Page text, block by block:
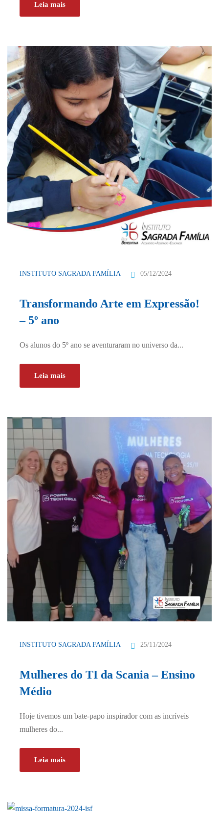
Leia mais
INSTITUTO SAGRADA FAMÍLIA 05/12/2024
Transformando Arte em Expressão!
– 5º ano
Os alunos do 5º ano se aventuraram no universo da...
Leia mais
INSTITUTO SAGRADA FAMÍLIA 25/11/2024
Mulheres do TI da Scania – Ensino
Médio
Hoje tivemos um bate-papo inspirador com as incríveis
mulheres do...
Leia mais